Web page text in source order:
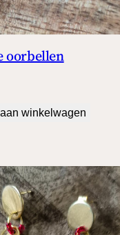
oorbellen
winkelwagen